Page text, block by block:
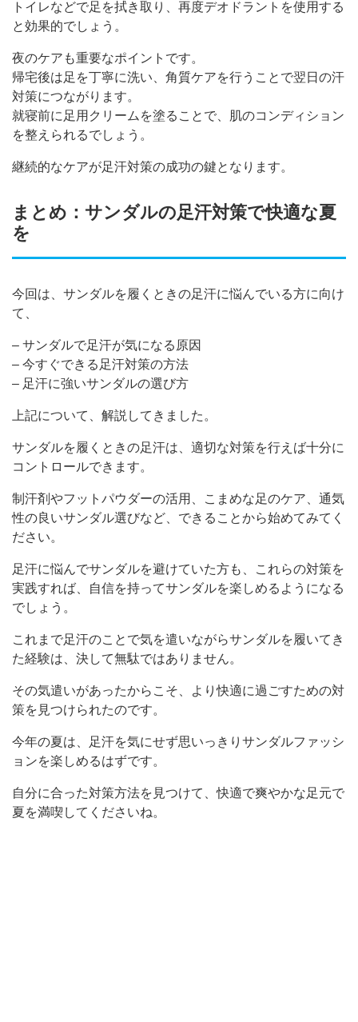
トイレなどで足を拭き取り、再度デオドラントを使用する
と効果的でしょう。
夜のケアも重要なポイントです。
帰宅後は足を丁寧に洗い、角質ケアを行うことで翌日の汗
対策につながります。
就寝前に足用クリームを塗ることで、肌のコンディション
を整えられるでしょう。
継続的なケアが足汗対策の成功の鍵となります。
まとめ：サンダルの足汗対策で快適な夏
を
今回は、サンダルを履くときの足汗に悩んでいる方に向け
て、
– サンダルで足汗が気になる原因
– 今すぐできる足汗対策の方法
– 足汗に強いサンダルの選び方
上記について、解説してきました。
サンダルを履くときの足汗は、適切な対策を行えば十分に
コントロールできます。
制汗剤やフットパウダーの活用、こまめな足のケア、通気
性の良いサンダル選びなど、できることから始めてみてく
ださい。
足汗に悩んでサンダルを避けていた方も、これらの対策を
実践すれば、自信を持ってサンダルを楽しめるようになる
でしょう。
これまで足汗のことで気を遣いながらサンダルを履いてき
た経験は、決して無駄ではありません。
その気遣いがあったからこそ、より快適に過ごすための対
策を見つけられたのです。
今年の夏は、足汗を気にせず思いっきりサンダルファッシ
ョンを楽しめるはずです。
自分に合った対策方法を見つけて、快適で爽やかな足元で
夏を満喫してくださいね。